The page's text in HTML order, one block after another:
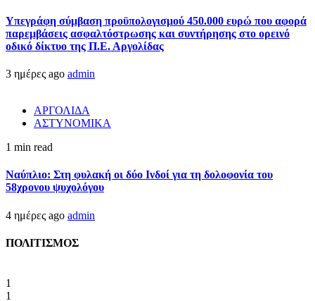
Υπεγράφη σύμβαση προϋπολογισμού 450.000 ευρώ που αφορά
παρεμβάσεις ασφαλτόστρωσης και συντήρησης στο ορεινό
οδικό δίκτυο της Π.Ε. Αργολίδας
3 ημέρες ago admin
ΑΡΓΟΛΙΔΑ
ΑΣΤΥΝΟΜΙΚΑ
1 min read
Ναύπλιο: Στη φυλακή οι δύο Ινδοί για τη δολοφονία του
58χρονου ψυχολόγου
4 ημέρες ago admin
ΠΟΛΙΤΙΣΜΟΣ
1
1